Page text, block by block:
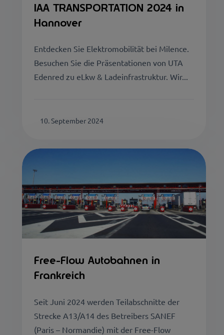
IAA TRANSPORTATION 2024 in
Hannover
Entdecken Sie Elektromobilität bei Milence.
Besuchen Sie die Präsentationen von UTA
Edenred zu eLkw & Ladeinfrastruktur. Wir...
10. September 2024
Free-Flow Autobahnen in
Frankreich
Seit Juni 2024 werden Teilabschnitte der
Strecke A13/A14 des Betreibers SANEF
(Paris – Normandie) mit der Free-Flow